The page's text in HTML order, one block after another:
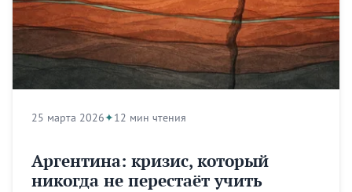
25 марта 2026 12 мин чтения
Аргентина: кризис, который
никогда не перестаёт учить